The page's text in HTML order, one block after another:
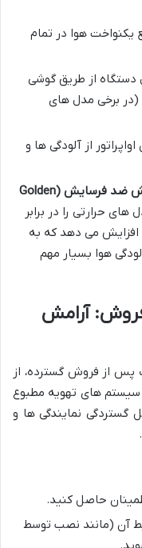
یکنواخت هوا در تمام
دستگاه از طریق گوشی
(در برخی مدل های
از آلودگی ها و
پره های کندانسور و اواپراتور با روکش ضد فرسایش (Golden
حرارتی را در برابر
افزایش می دهد که به
هوا بسیار مهم
فروش: آرامش
پس از فروش گسترده، از
سیستم های تهویه مطبوع
گستردگی نمایندگی ها و
حاصل کنید.
آن (مانند نصب توسط